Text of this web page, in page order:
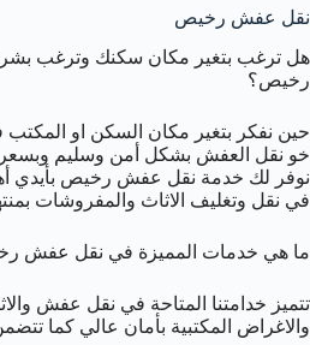
نقل عفش رخيص
هل ترغب بتغير مكان سكنك وترغب
رخيص؟
حين نفكر بتغير مكان السكن او المكتب
خو نقل العفش بشكل أمن وسليم
نوفر لك خدمة نقل عفش رخيص بأيدي
في نقل وتغليف الاثاث والمفروشات
ما هي خدمات المميزة في نقل عفش
تتميز خدامتنا المتاحة في نقل عفش
والاغراض المكتبية بأمان عالي كما